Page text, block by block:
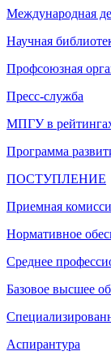
Международная
Научная
Профсоюзная
Пресс-служба
МПГУ в
Программа
ПОСТУПЛЕНИЕ
Приемная
Нормативное
Среднее
Базовое высшее
Аспирантура